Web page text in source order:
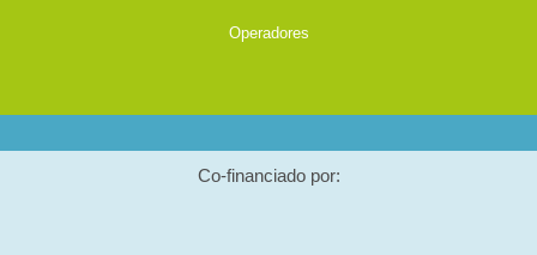
Operadores
Co-financiado por: